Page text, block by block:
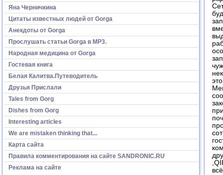
Яна Черничкина
Цитаты известных людей от Gorga
Анекдоты от Gorga
Прослушать статьи Gorga в МР3.
Народная медицина от Gorga
Гостевая книга
Белая Калитва.Путеводитель
Друзья Прислали
Tales from Gorg
Dishes from Gorg
Interesting articles
We are mistaken thinking that...
Карта сайта
Правила комментирования на сайте SANDRONIC.RU
Реклама на сайте